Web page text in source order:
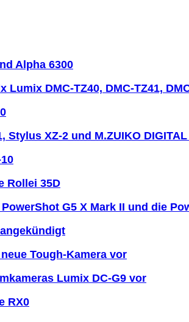
Alpha 6300
DMC-TZ40, DMC-TZ41,
XZ-2 und M.ZUIKO DIGITAL
Rollei 35D
G5 X Mark II und die
Tough-Kamera vor
Lumix DC-G9 vor
RX0